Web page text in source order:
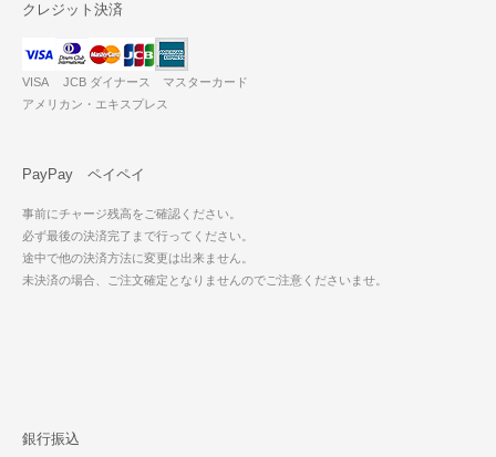
クレジット決済
VISA JCB ダイナース マスターカード
アメリカン・エキスプレス
PayPay ペイペイ
事前にチャージ残高をご確認ください。
必ず最後の決済完了まで行ってください。
途中で他の決済方法に変更は出来ません。
未決済の場合、ご注文確定となりませんのでご注意くださいませ。
銀行振込